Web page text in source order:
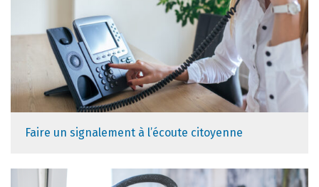
Faire un signalement à l’écoute citoyenne